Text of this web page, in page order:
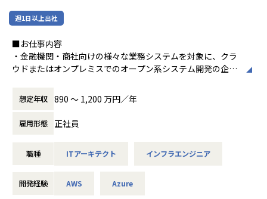
視点からお客様と伴走し、
データ分析基盤/データウェアハウス(DWH)の構築までを手
がけており、お客様のデータ利活用の視点を持ってプロジェ
クトを進めます。
・自身の考えを提案に反映しやすい環境で、裁量を持ってプ
積極的な提案が可能です。
全社的な技術研修やビジネススキル研修だけではなく、担当
また、社内SNS等を通じて社内での自主的な勉強会、検討会
週1日以上出社
■お仕事内容
・金融機関・商社向けの様々な業務システムを対象に、クラ
ウドまたはオンプレミスでのオープン系システム開発の企
・企画・提案においては、社内AWS/Azure環境等を使用した
様々な技術検証を行い、顧客要件への実現性調査をご担当い
ただきます。
・開発においては、オープン系インフラ・クラウドアーキテ
り、システムアーキテクチャ全般の要件定義、設計、構築を
・実務遂行においては、お客様とのインフラ要件調整・仕様
想定年収 890 〜 1,200 万円／年
雇用形態 正社員
職種 ITアーキテクト インフラエンジニア
開発経験 AWS Azure